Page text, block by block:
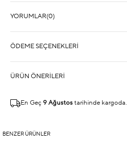
YORUMLAR(0)
ÖDEME SEÇENEKLERI
ÜRÜN ÖNERILERI
En Geç 9 Ağustos tarihinde kargoda.
BENZER ÜRÜNLER